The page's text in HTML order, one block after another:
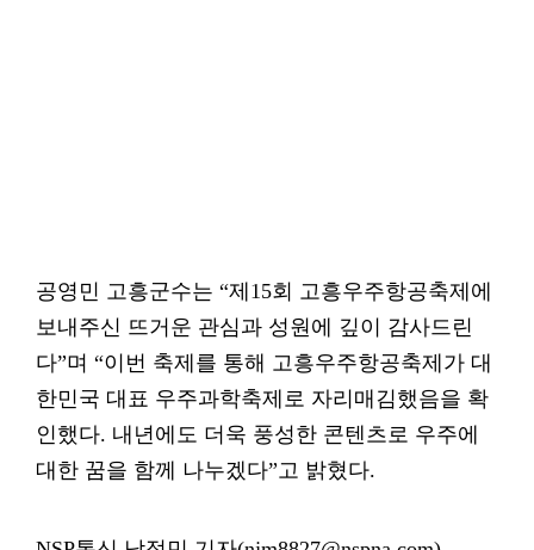
공영민 고흥군수는 “제15회 고흥우주항공축제에
보내주신 뜨거운 관심과 성원에 깊이 감사드린
다”며 “이번 축제를 통해 고흥우주항공축제가 대
한민국 대표 우주과학축제로 자리매김했음을 확
인했다. 내년에도 더욱 풍성한 콘텐츠로 우주에
대한 꿈을 함께 나누겠다”고 밝혔다.